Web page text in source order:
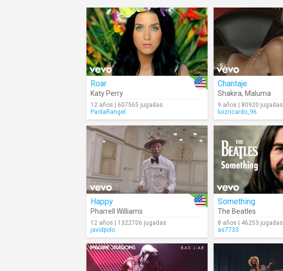
Roar
Katy Perry
12 años | 607565 jugadas
PaolaRangel
Chantaje
Shakira, Maluma
9 años | 80920 jugadas
luizricardo_96
Happy
Pharrell Williams
12 años | 1322706 jugadas
javidpolo
Something
The Beatles
8 años | 46253 jugadas
as7733